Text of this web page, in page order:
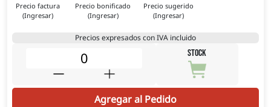
Precio factura
(Ingresar)
Precio bonificado
(Ingresar)
Precio sugerido
(Ingresar)
Precios expresados con IVA incluido
STOCK
Agregar al Pedido